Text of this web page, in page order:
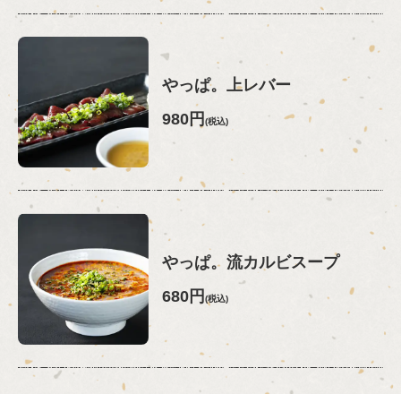
やっぱ。上レバー
980円(税込)
やっぱ。流カルビスープ
680円(税込)